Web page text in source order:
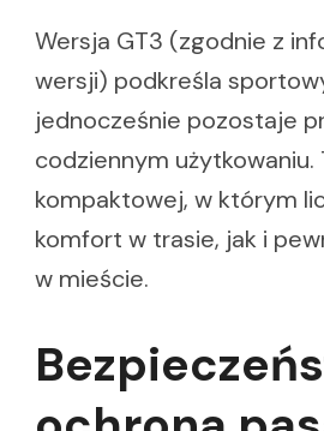
Wersja GT3 (zgodnie z
wersji) podkreśla
jednocześnie pozostaje
codziennym użytkowaniu.
kompaktowej, w którym
komfort w trasie, jak i
w mieście.